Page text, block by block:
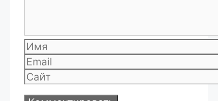
Имя
Email
Сайт